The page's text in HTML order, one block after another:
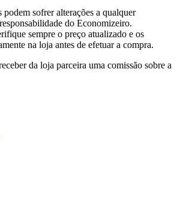
podem sofrer alterações a qualquer
do Economizeiro.
sempre o preço atualizado e os
na loja antes de efetuar a compra.
da loja parceira uma comissão sobre a